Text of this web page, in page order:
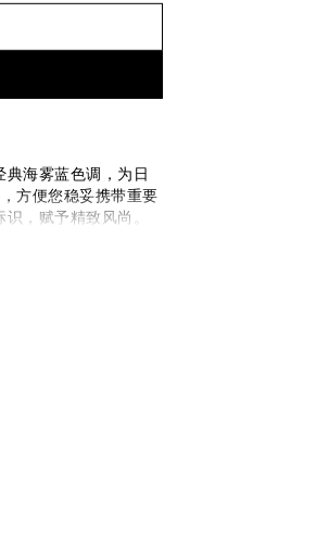
海雾蓝色调，为日
方便您稳妥携带重要
，赋予精致风尚。